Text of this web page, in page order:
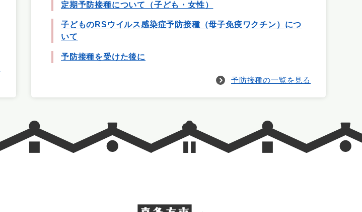
定期予防接種について（子ども・女性）
子どものRSウイルス感染症予防接種（母子免疫ワクチン）につ
いて
予防接種を受けた後に
予防接種の一覧を見る